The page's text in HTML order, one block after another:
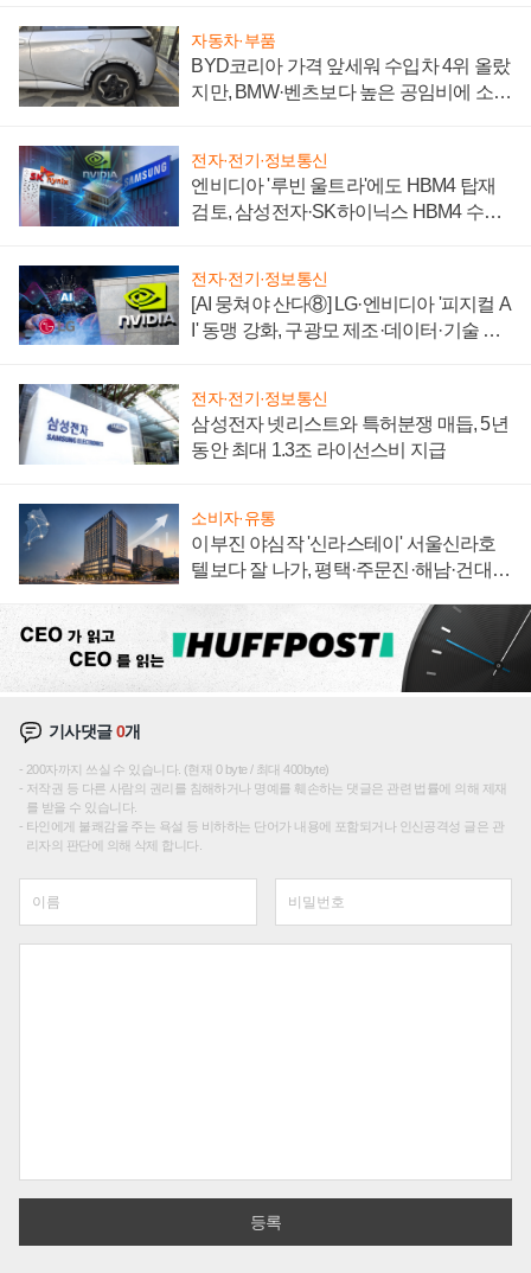
자동차·부품
BYD코리아 가격 앞세워 수입차 4위 올랐
지만, BMW·벤츠보다 높은 공임비에 소비
전자·전기·정보통신
엔비디아 '루빈 울트라'에도 HBM4 탑재
검토, 삼성전자·SK하이닉스 HBM4 수율
전자·전기·정보통신
[AI 뭉쳐야 산다⑧] LG·엔비디아 '피지컬 A
I' 동맹 강화, 구광모 제조·데이터·기술 결
전자·전기·정보통신
삼성전자 넷리스트와 특허분쟁 매듭, 5년
동안 최대 1.3조 라이선스비 지급
소비자·유통
이부진 야심작 '신라스테이' 서울신라호
텔보다 잘 나가, 평택·주문진·해남·건대로
기사댓글0개
200자까지 쓰실 수 있습니다. (현재 0 byte / 최대 400byte)
저작권 등 다른 사람의 권리를 침해하거나 명예를 훼손하는 댓글은 관련 법률에 의해 제재
를 받을 수 있습니다.
타인에게 불쾌감을 주는 욕설 등 비하하는 단어가 내용에 포함되거나 인신공격성 글은 관
리자의 판단에 의해 삭제 합니다.